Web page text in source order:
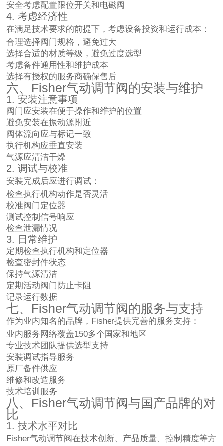
安全考虑配置限位开关和电磁阀
4. 考虑经济性
在满足技术要求的前提下，考虑设备投资和运行成本：
合理选择阀门规格，避免过大
选择合适的材质等级，避免过度选型
考虑备件通用性和维护成本
选择有授权的服务商确保售后
六、Fisher气动调节阀的安装与维护
1. 安装注意事项
阀门应安装在便于操作和维护的位置
避免安装在振动源附近
阀体流向应与标记一致
执行机构应垂直安装
气源应清洁干燥
2. 调试与校准
安装完成后应进行调试：
检查执行机构动作是否灵活
校准阀门定位器
测试控制信号响应
检查泄漏情况
3. 日常维护
定期检查执行机构和定位器
检查密封件状态
保持气源清洁
定期活动阀门防止卡阻
记录运行数据
七、Fisher气动调节阀的服务与支持
作为业内知名的品牌，Fisher提供完善的服务支持：
业内服务网络覆盖150多个国家和地区
专业技术团队提供选型支持
安装调试指导服务
原厂备件供应
维修和改造服务
技术培训服务
八、Fisher气动调节阀与国产品牌的对
比
1. 技术水平对比
Fisher气动调节阀在技术创新、产品质量、控制精度等方